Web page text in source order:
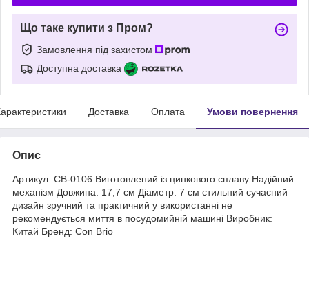
Що таке купити з Пром?
Замовлення під захистом
Доступна доставка
Доставка Оплата Умови повернення
Опис
Артикул: CB-0106 Виготовлений із цинкового сплаву Надійний
механізм Довжина: 17,7 см Діаметр: 7 см стильний сучасний
дизайн зручний та практичний у використанні не
рекомендується миття в посудомийній машині Виробник:
Китай Бренд: Con Brio